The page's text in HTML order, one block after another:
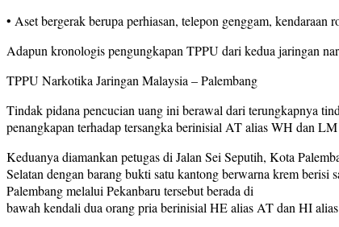
• Aset bergerak berupa perhiasan, telepon genggam,
Adapun kronologis pengungkapan TPPU dari kedua jaringan
TPPU Narkotika Jaringan Malaysia – Palembang
Tindak pidana pencucian uang ini berawal dari terungkapnya
penangkapan terhadap tersangka berinisial AT alias WH dan
Keduanya diamankan petugas di Jalan Sei Seputih, Kota
Selatan dengan barang bukti satu kantong berwarna krem
Palembang melalui Pekanbaru tersebut berada di
bawah kendali dua orang pria berinisial HE alias AT dan HI